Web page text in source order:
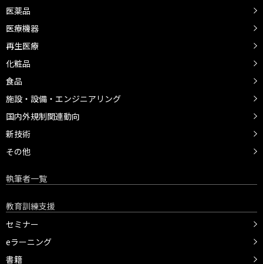
医薬品
医療機器
再生医療
化粧品
食品
施設・設備・エンジニアリング
国内外規制関連動向
新技術
その他
執筆者一覧
教育訓練支援
セミナー
eラーニング
書籍